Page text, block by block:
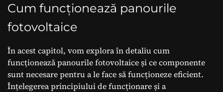
Cum funcționează panourile
fotovoltaice
În acest capitol, vom explora în detaliu cum
funcționează panourile fotovoltaice și ce componente
sunt necesare pentru a le face să funcționeze eficient.
Înțelegerea principiului de funcționare și a